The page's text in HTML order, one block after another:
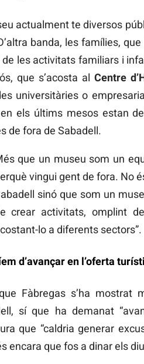
actualment te diversos
banda, les famílies,
les activitats familiars i
que s’acosta alCentre
universitàries o
en els últims mesos estan
de fora de Sabadell.
que un museu som un
vingui gent de fora. No
sinó que som un
crear activitats, omplint
lo a diferents sectors”.
d’avançar en l’oferta
Fàbregas s’ha
sí que ha demanat
que “caldria generar
encara que fos a dinar els